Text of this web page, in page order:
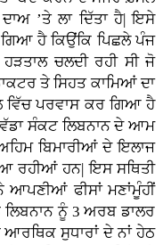
’ਤੇ ਲਾ ਦਿੱਤਾ ਹੈ| ਇਸੇ
ਹੈ ਕਿਉਂਕਿ ਪਿਛਲੇ ਪੰਜ
ਚਲਦੀ ਰਹੀ ਸੀ ਜੋ
ਤੇ ਸਿਹਤ ਕਾਮਿਆਂ ਦਾ
ਵਿੱਚ ਪਰਵਾਸ ਕਰ ਗਿਆ ਹੈ
ਸੰਕਟ ਲਿਬਨਾਨ ਦੇ ਆਮ
ਬਿਮਾਰੀਆਂ ਦੇ ਇਲਾਜ
ਰਹੀਆਂ ਹਨ| ਇਸ ਸਥਿਤੀ
ਆਪਣੀਆਂ ਫੀਸਾਂ ਮਣਾਂਮੂੰਹੀਂ
ਲਿਬਨਾਨ ਨੂੰ 3 ਅਰਬ ਡਾਲਰ
ਸੁਧਾਰਾਂ ਦੇ ਨਾਂ ਹੇਠ